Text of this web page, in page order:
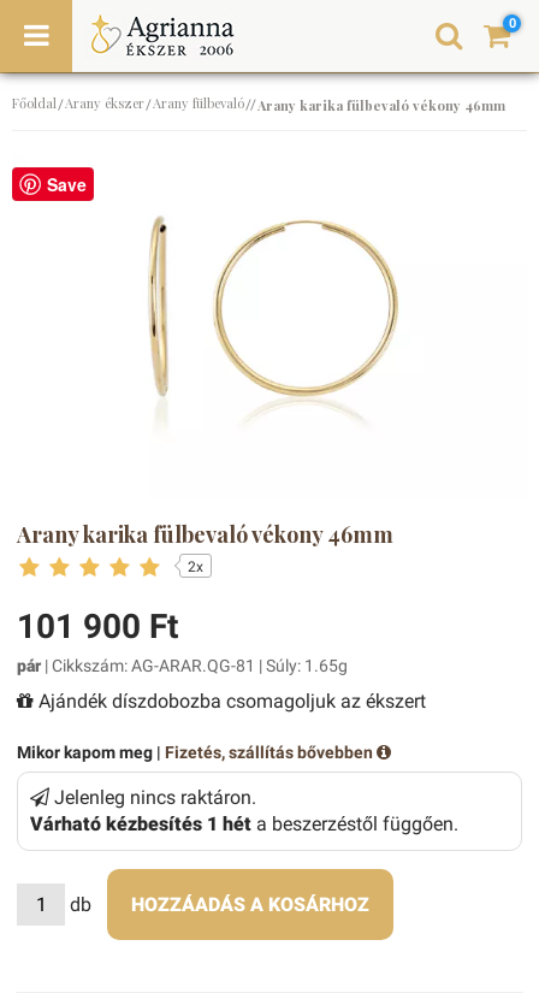
0
Főoldal/Arany ékszer/Arany fülbevaló//Arany karika fülbevaló vékony 46mm
Save
Arany karika fülbevaló vékony 46mm
2x
101 900 Ft
pár | Cikkszám: AG-ARAR.QG-81 | Súly: 1.65g
Ajándék díszdobozba csomagoljuk az ékszert
Mikor kapom meg | Fizetés, szállítás bővebben
Jelenleg nincs raktáron.
Várható kézbesítés 1 hét a beszerzéstől függően.
db HOZZÁADÁS A KOSÁRHOZ